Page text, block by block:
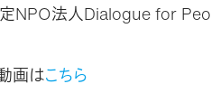
定NPO法人Dialogue for
画はこちら